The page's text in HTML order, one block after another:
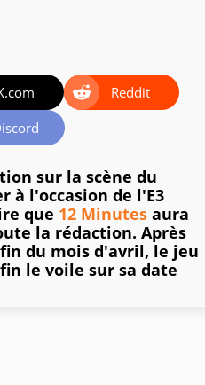
Reddit
sur la scène du
à l'occasion de l'E3
que 12 Minutes aura
la rédaction. Après
du mois d'avril, le jeu
le voile sur sa date